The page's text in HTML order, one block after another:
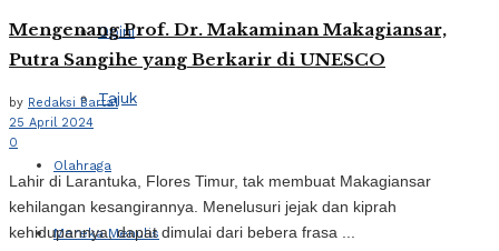
Opini
Tajuk
Olahraga
Mereka Menulis
Mengenang Prof. Dr. Makaminan Makagiansar,
Putra Sangihe yang Berkarir di UNESCO
by Redaksi Barta1
25 April 2024
0
Lahir di Larantuka, Flores Timur, tak membuat Makagiansar
kehilangan kesangirannya. Menelusuri jejak dan kiprah
kehidupannya, dapat dimulai dari bebera frasa ...